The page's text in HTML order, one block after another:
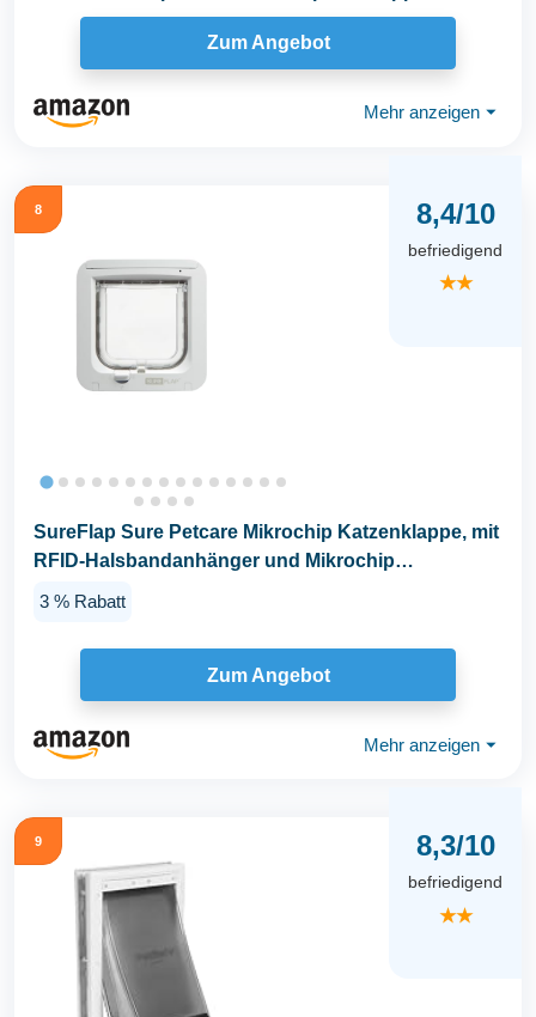
Zum Angebot
Mehr anzeigen ⏷
8 8,4/10
befriedigend
★★
SureFlap Sure Petcare Mikrochip Katzenklappe, mit
RFID-Halsbandanhänger und Mikrochip
3 % Rabatt
Zum Angebot
Mehr anzeigen ⏷
9 8,3/10
befriedigend
★★